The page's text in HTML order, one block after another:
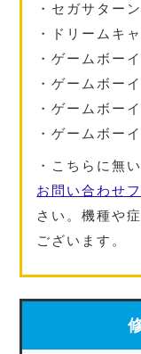
・セガサターン
・ドリームキ
・ゲームボーイ
・ゲームボー
・ゲームボー
・ゲームボー
・こちらに無
お問い合わせ
さい。機種や
ございます。